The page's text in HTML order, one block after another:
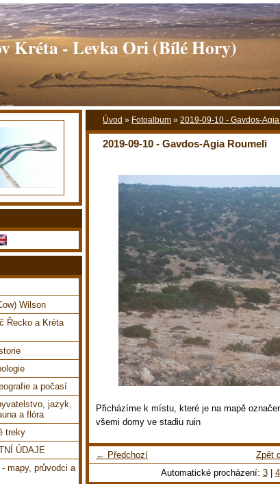
Kréta - Levka Ori (Bílé Hory)
Úvod » Fotoalbum » 2019-09-10 - Gavdos-
2019-09-10 - Gavdos-Agia Roumeli
Přicházíme k místu, které je na mapě
všemi domy ve stadiu ruin
← Předchozí
Zpět
Automatické procházení: 3| 4
Wilson
Řecko a Kréta
a počasí
jazyk,
a flóra
treky
ÚDAJE
mapy, průvodci a